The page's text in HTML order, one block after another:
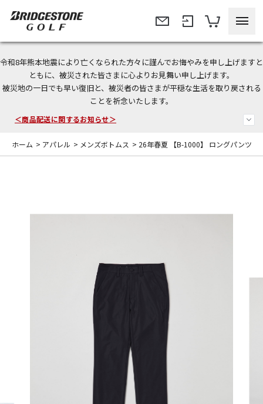
令和8年熊本地震により亡くなられた方々に謹んでお悔やみを申し上げますと
ともに、被災された皆さまに心よりお見舞い申し上げます。
被災地の一日でも早い復旧と、被災者の皆さまが平穏な生活を取り戻される
ことを祈念いたします。
今なら新規会員登録で1,000円OFFクーポンプレゼント！
＜夏季休暇中のご注文・発送・お問い合わせ＞
ホーム > アパレル > メンズボトムス > 26年春夏 【B-1000】 ロングパンツ